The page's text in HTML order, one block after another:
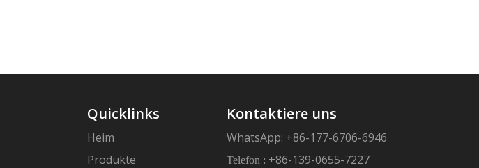
Quicklinks
Heim
Produkte
Kontaktiere uns
WhatsApp: +86-177-6706-6946
Telefon : +86-139-0655-7227